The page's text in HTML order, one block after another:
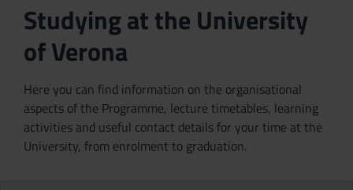
Studying at the University
of Verona
Here you can find information on the organisational
aspects of the Programme, lecture timetables, learning
activities and useful contact details for your time at the
University, from enrolment to graduation.